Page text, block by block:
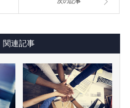
関連記事